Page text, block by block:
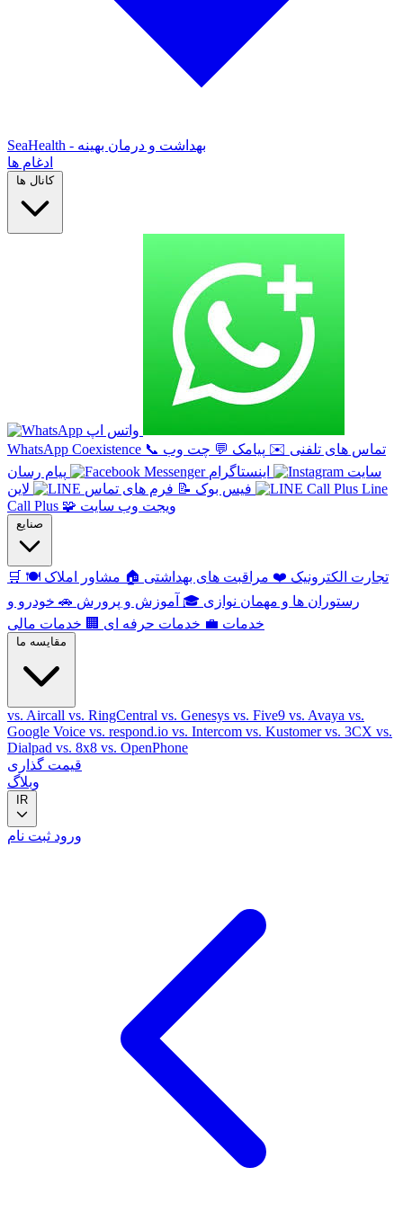
SeaHealth - بهداشت و درمان بهینه
ادغام ها
کانال ها
واتس اپ
WhatsApp Coexistence 📞 تماس های تلفنی ✉️ پیامک 💬 چت وب
سایت
اینستاگرام
پیام رسان
فیس بوک 📝 فرم های تماس لاین
Line
Call Plus 🧩 ویجت وب سایت
صنایع
🛒 تجارت الکترونیک ❤️ مراقبت های بهداشتی 🏠 مشاور املاک 🍽️
رستوران ها و مهمان نوازی 🎓 آموزش و پرورش 🚗 خودرو و
خدمات 💼 خدمات حرفه ای 🏢 خدمات مالی
مقایسه ما
vs. Aircall vs. RingCentral vs. Genesys vs. Five9 vs. Avaya vs.
Google Voice vs. respond.io vs. Intercom vs. Kustomervs. 3CX vs.
Dialpad vs. 8x8 vs. OpenPhone
قیمت گذاری
وبلاگ
IR
ورود ثبت نام